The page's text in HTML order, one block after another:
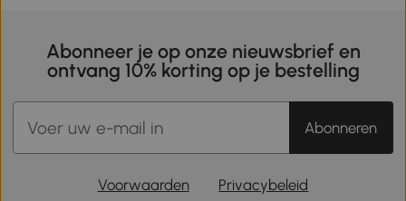
Abonneer je op onze nieuwsbrief en
ontvang 10% korting op je bestelling
Abonneren
Voorwaarden Privacybeleid